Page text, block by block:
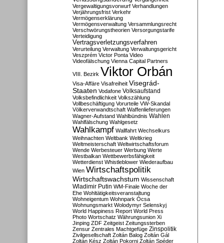
Vergewaltigungsvorwurf Verhandlungen
Verjährungsfrist Verkehr
Vermögenserklärung
Vermögensverwaltung Versammlungsrecht
Verschwörungstheorien Versorgungstarife
Verteidigung
Vertragsverletzungsverfahren
Verurteilung Verwaltung Verwaltungsgericht
Veszprém Victor Ponta Video
Videofälschung Vienna Capital Partners
VIII. Bezirk Viktor Orbán
Visa-Affäre Visafreiheit Visegrád-
Staaten Vodafone Volksaufstand
Volksbefindlichkeit Volkszählung
Vollbeschäftigung Vorurteile VW-Skandal
Völkerverwandtschaft Waffenlieferungen
Wagner-Aufstand Wahlbündnis Wahlen
Wahlfälschung Wahlgesetz
Wahlkampf Wallfahrt Wechselkurs
Weihnachten Weltbank Weltkrieg
Weltmeisterschaft Weltwirtschaftsforum
Wende Werbesteuer Werbung Werte
Westbalkan Wettbewerbsfähigkeit
Wetterdienst Whistleblower Wiederaufbau
Wien Wirtschaftspolitik
Wirtschaftswachstum Wissenschaft
Wladimir Putin WM-Finale Woche der
Ehe Wohltätigkeitsveranstaltung
Wohneigentum Wohnpark Ócsa
Wohnungsmarkt Wolodymyr Selenskyj
World Happiness Report World Press
Photo Wortschatz Währungsunion Xi
Jinping ZDF Zeitgeist Zeitungssterben
Zensur Zentrales Machtgefüge Zinspolitik
Zivilgesellschaft Zoltán Balog Zoltán Gál
Zoltán Kész Zoltán Pokorni Zoltán Spéder